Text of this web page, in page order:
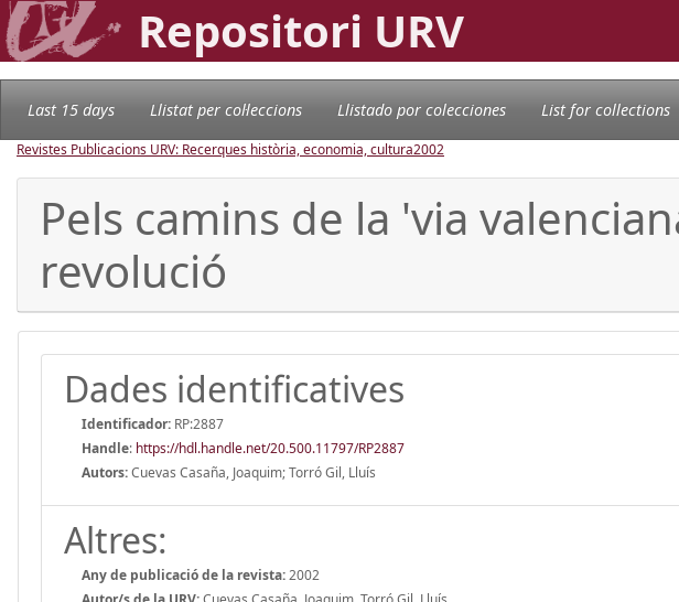
Repositori URV
Last 15 days Llistat per col·leccions Llistado por colecciones List for collections
Revistes Publicacions URV: Recerques història, economia, cultura2002
Pels camins de la 'via
revolució
Dades identificatives
Identificador: RP:2887
Handle: https://hdl.handle.net/20.500.11797/RP2887
Autors:Cuevas Casaña, Joaquim; Torró Gil, Lluís
Altres:
Any de publicació de la revista:2002